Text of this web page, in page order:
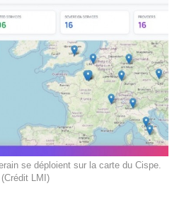
se déploient sur la carte du Cispe.
(Crédit LMI)